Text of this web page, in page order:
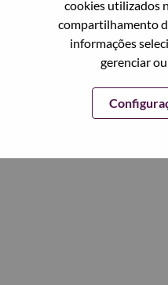
cookies utilizados
compartilhamento
informações
gerenciar